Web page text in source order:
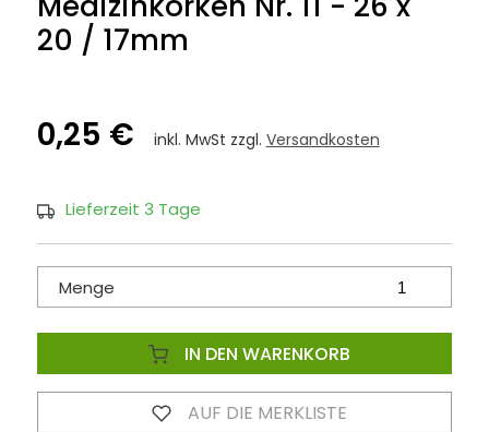
20 / 17mm
0,25 € inkl. MwSt zzgl. Versandkosten
Lieferzeit 3 Tage
Menge
IN DEN WARENKORB
AUF DIE MERKLISTE